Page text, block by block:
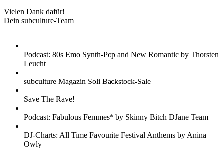
Vielen Dank dafür!
Dein subculture-Team
Podcast: 80s Emo Synth-Pop and New Romantic by Thorsten
Leucht
subculture Magazin Soli Backstock-Sale
Save The Rave!
Podcast: Fabulous Femmes* by Skinny Bitch DJane Team
DJ-Charts: All Time Favourite Festival Anthems by Anina
Owly